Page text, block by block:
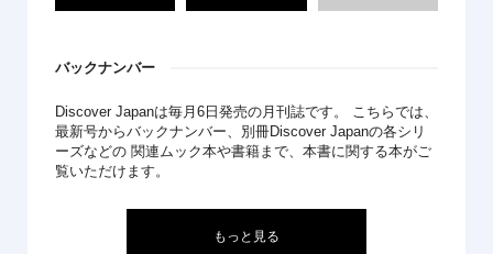
バックナンバー
Discover Japanは毎月6日発売の月刊誌です。 こちらでは、
最新号からバックナンバー、別冊Discover Japanの各シリ
ーズなどの 関連ムック本や書籍まで、本書に関する本がご
覧いただけます。
もっと見る